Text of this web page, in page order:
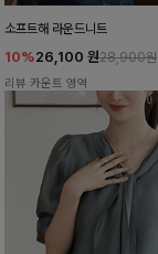
소프트해 라운드니트
10%26,100 원28,900원
리뷰 카운트 영역